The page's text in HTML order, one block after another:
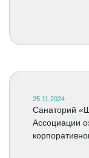
25.11.2024
Санаторий
Ассоциации